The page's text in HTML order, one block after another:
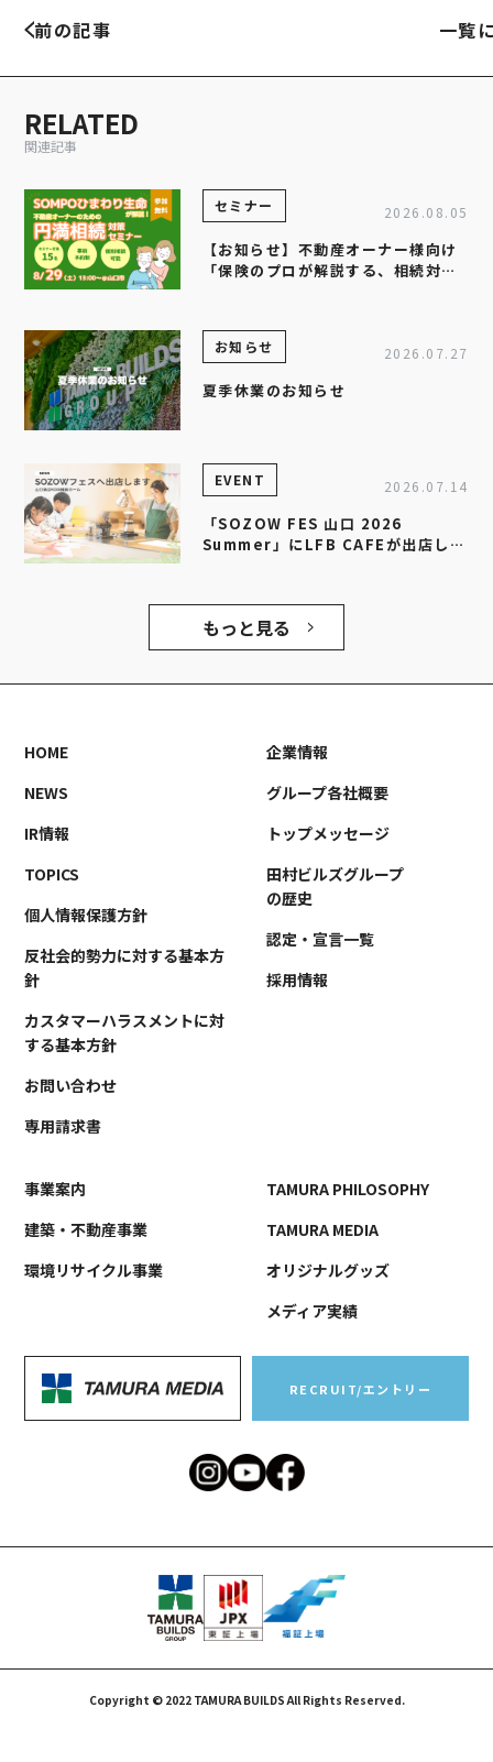
前の記事 一覧
RELATED
関連記事
セミナー 2026.08.05
【お知らせ】不動産オーナー様向け
「保険のプロが解説する、相続対策
お知らせ 2026.07.27
夏季休業のお知らせ
EVENT 2026.07.14
「SOZOW FES 山口 2026
Summer」にLFB CAFEが出店しま
もっと見る
HOME
NEWS
IR情報
TOPICS
個人情報保護方針
反社会的勢力に対する基本方
針
カスタマーハラスメントに対
する基本方針
お問い合わせ
専用請求書
企業情報
グループ各社概要
トップメッセージ
田村ビルズグループ
の歴史
認定・宣言一覧
採用情報
事業案内
建築・不動産事業
環境リサイクル事業
TAMURA PHILOSOPHY
TAMURA MEDIA
オリジナルグッズ
メディア実績
RECRUIT/エントリー
Copyright © 2022 TAMURA BUILDS All Rights Reserved.